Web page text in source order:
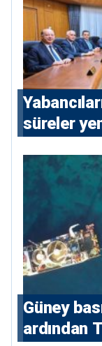
süreler
konutlara
Güney
ardından